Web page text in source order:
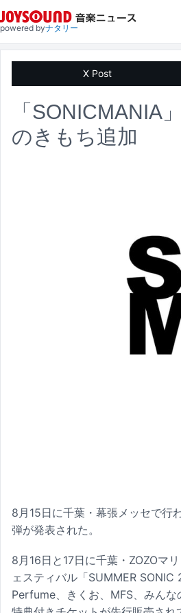
powered byナタリー
X Post
「SONICMANIA
のきもち追加
8月15日に千葉・幕張メッセで行
弾が発表された。
8月16日と17日に千葉・ZOZOマ
ェスティバル「SUMMER
Perfume、きくお、MFS、みん